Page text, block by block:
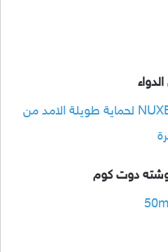
مزيل عرق نوكس NUXE لحماية طويلة الامد من
دوت كوم